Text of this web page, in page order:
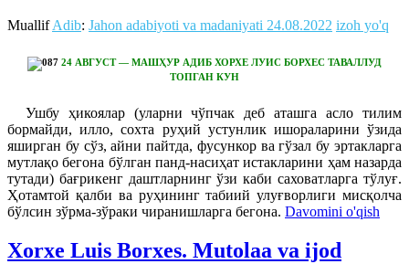
MuallifAdib: Jahon adabiyoti va madaniyati 24.08.2022 izoh yo'q
24 АВГУСТ — МАШҲУР АДИБ ХОРХЕ ЛУИС БОРХЕС ТАВАЛЛУД
ТОПГАН КУН
Ушбу ҳикоялар (уларни чўпчак деб аташга асло тилим
бормайди, илло, сохта руҳий устунлик ишораларини ўзида
яширган бу сўз, айни пайтда, фусункор ва гўзал бу эртакларга
мутлақо бегона бўлган панд-насиҳат истакларини ҳам назарда
тутади) бағрикенг даштларнинг ўзи каби саховатларга тўлуғ.
Ҳотамтой қалби ва руҳининг табиий улуғворлиги мисқолча
бўлсин зўрма-зўраки чиранишларга бегона. Davomini o'qish
Xorxe Luis Borxes. Mutolaa va ijod